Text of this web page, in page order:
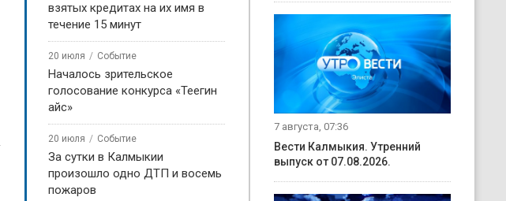
взятых кредитах на их имя в
течение 15 минут
20 июля Событие
Началось зрительское
голосование конкурса «Теегин
айс»
20 июля Событие
За сутки в Калмыкии
произошло одно ДТП и восемь
пожаров
7 августа, 07:36
Вести Калмыкия. Утренний
выпуск от 07.08.2026.